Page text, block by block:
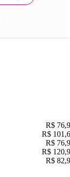
R$
R$
R$
R$
R$